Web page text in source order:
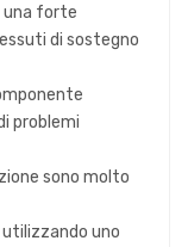
una forte
di sostegno
problemi
sono molto
uno